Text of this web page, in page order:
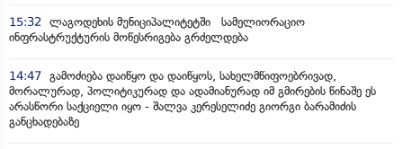
15:32
ლაგოდეხის მუნიციპალიტეტში სამელიორაციო
ინფრასტრუქტურის მოწესრიგება გრძელდება
14:47 გამოძიება დაიწყო და დაიწყოს, სახელმწიფოებრივად,
მორალურად, პოლიტიკურად და ადამიანურად იმ გმირების წინაშე ეს
არასწორი საქციელი იყო - შალვა კერესელიძე გიორგი ბარამიძის
განცხადებაზე